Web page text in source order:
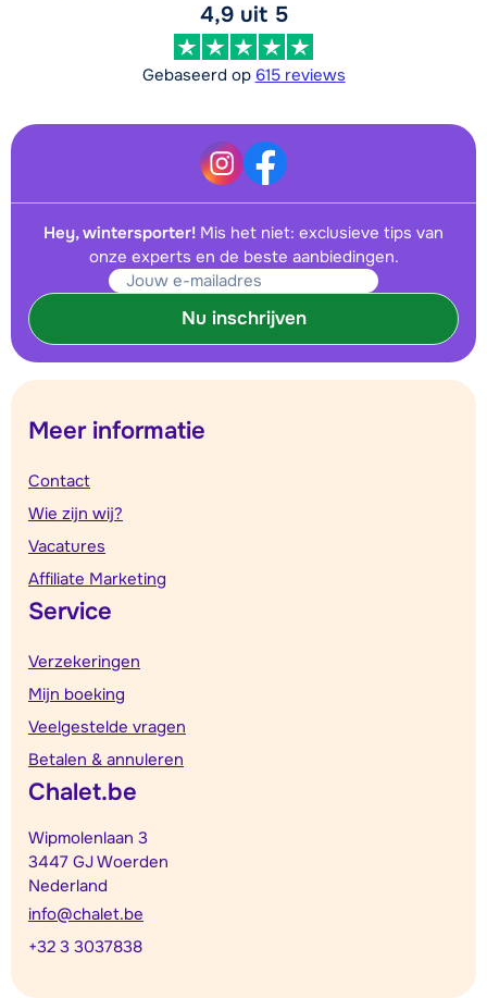
4,9 uit 5
Gebaseerd op 615 reviews
Hey, wintersporter! Mis het niet: exclusieve tips van
onze experts en de beste aanbiedingen.
Nu inschrijven
Meer informatie
Contact
Wie zijn wij?
Vacatures
Affiliate Marketing
Service
Verzekeringen
Mijn boeking
Veelgestelde vragen
Betalen & annuleren
Chalet.be
Wipmolenlaan 3
3447 GJ Woerden
Nederland
info@chalet.be
+32 3 3037838